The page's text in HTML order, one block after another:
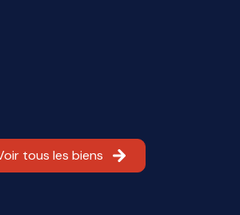
tous les biens